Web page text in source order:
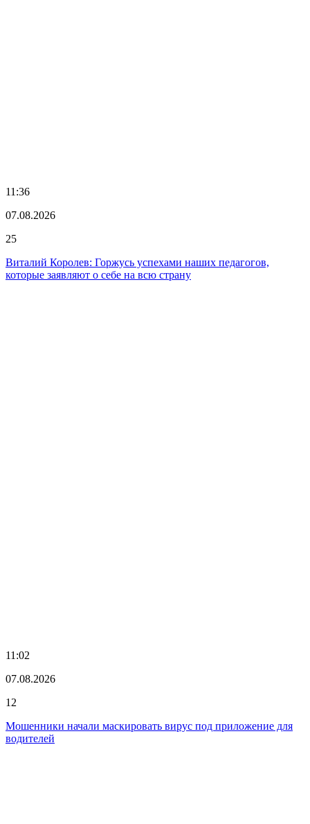
11:36
07.08.2026
25
Виталий Королев: Горжусь успехами наших педагогов,
которые заявляют о себе на всю страну
11:02
07.08.2026
12
Мошенники начали маскировать вирус под приложение для
водителей